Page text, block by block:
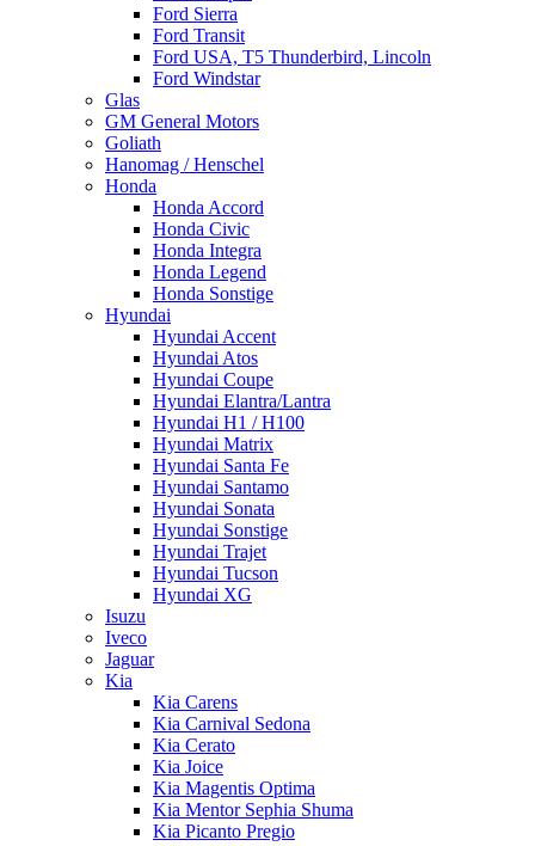
Ford Sierra
Ford Transit
Ford USA, T5 Thunderbird, Lincoln
Ford Windstar
Glas
GM General Motors
Goliath
Hanomag / Henschel
Honda
Honda Accord
Honda Civic
Honda Integra
Honda Legend
Honda Sonstige
Hyundai
Hyundai Accent
Hyundai Atos
Hyundai Coupe
Hyundai Elantra/Lantra
Hyundai H1 / H100
Hyundai Matrix
Hyundai Santa Fe
Hyundai Santamo
Hyundai Sonata
Hyundai Sonstige
Hyundai Trajet
Hyundai Tucson
Hyundai XG
Isuzu
Iveco
Jaguar
Kia
Kia Carens
Kia Carnival Sedona
Kia Cerato
Kia Joice
Kia Magentis Optima
Kia Mentor Sephia Shuma
Kia Picanto Pregio